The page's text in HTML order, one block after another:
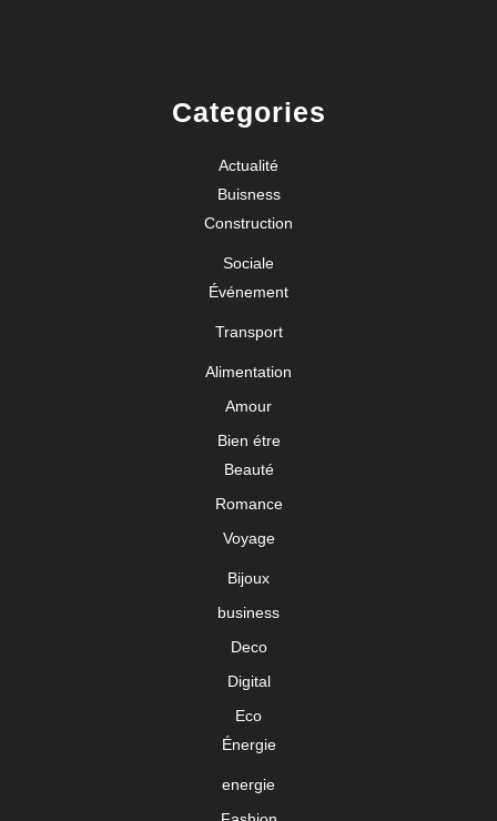
Categories
Actualité
Buisness
Construction
Sociale
Événement
Transport
Alimentation
Amour
Bien étre
Beauté
Romance
Voyage
Bijoux
business
Deco
Digital
Eco
Énergie
energie